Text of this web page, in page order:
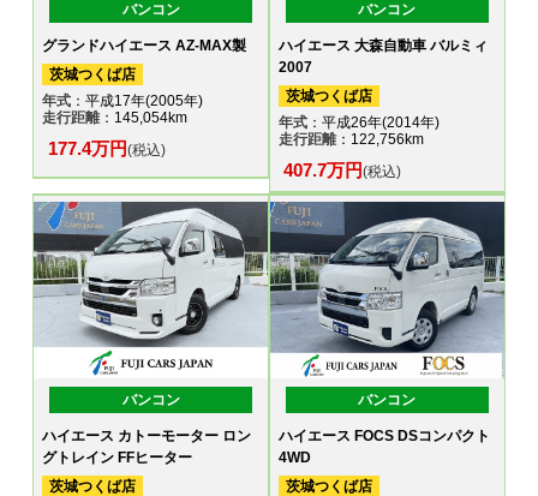
バンコン
グランドハイエース AZ-MAX製
茨城つくば店
年式 ：平成17年(2005年)
走行距離：145,054km
177.4万円(税込)
バンコン
ハイエース 大森自動車 バルミィ
2007
茨城つくば店
年式：平成26年(2014年)
走行距離：122,756km
407.7万円(税込)
バンコン
ハイエース カトーモーター ロン
グトレイン FFヒーター
茨城つくば店
バンコン
ハイエース FOCS DSコンパクト
4WD
茨城つくば店